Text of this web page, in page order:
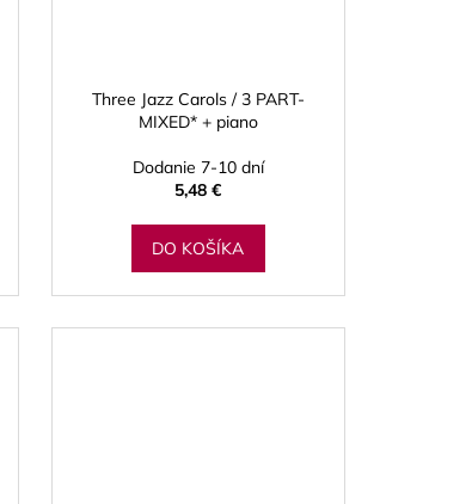
Three Jazz Carols / 3 PART-
MIXED* + piano
Dodanie 7-10 dní
5,48 €
DO KOŠÍKA